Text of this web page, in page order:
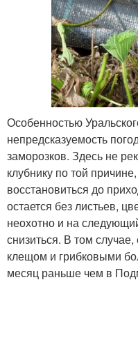
Особенностью
непредсказуемость
заморозков. Здесь не
клубнику по той
восстановиться до
остается без листьев,
неохотно и на
снизиться. В том
клещом и грибковыми
месяц раньше чем в